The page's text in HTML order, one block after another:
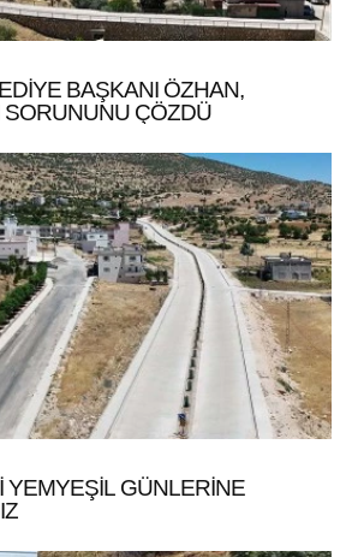
BAŞKANI ÖZHAN,
ÇÖZDÜ
YEMYEŞİL GÜNLERİNE